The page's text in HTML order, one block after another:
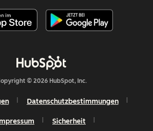
© 2026 HubSpot, Inc.
Datenschutzbestimmungen
Sicherheit